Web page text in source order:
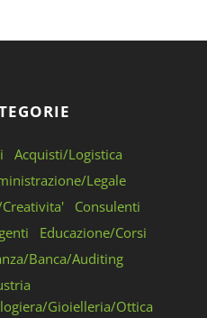
Acquisti/Logistica
Legale
Consulenti
Educazione/Corsi
Banca/Auditing
Gioielleria/Ottica